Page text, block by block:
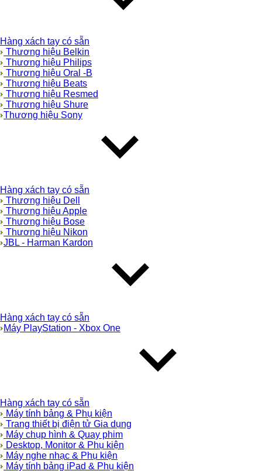
Hàng xách tay có sẵn
Thương hiệu Belkin
Thương hiệu Philips
Thương hiệu Oral -B
Thương hiệu Beats
Thương hiệu Resmed
Thương hiệu Shure
Thương hiệu Sony
Hàng xách tay có sẵn
Thương hiệu Dell
Thương hiệu Apple
Thương hiệu Bose
Thương hiệu Nikon
JBL - Harman Kardon
Hàng xách tay có sẵn
Máy PlayStation - Xbox One
Hàng xách tay có sẵn
Máy tính bảng & Phụ kiện
Trang thiết bị điện tử Gia dụng
Máy chụp hình & Quay phim
Desktop, Monitor & Phụ kiện
Máy nghe nhạc & Phụ kiện
Máy tính bảng iPad & Phụ kiện